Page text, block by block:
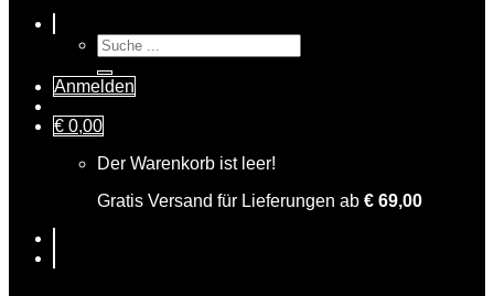
Suche
nach:
Anmelden
€ 0,00
Der Warenkorb ist leer!
Gratis Versand für Lieferungen ab € 69,00